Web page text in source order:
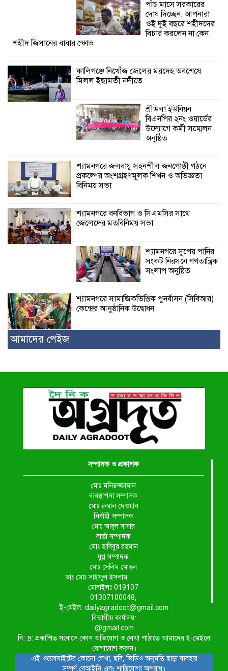
অনুষ্ঠিত
শ্যামনগরে জলবায়ু সহনশীল জনগোষ্ঠী গঠনে
প্রকল্পের অংশগ্রহণমূলক শিখন ও অভিজ্ঞতা
শ্যামনগরে বনবিভাগ ও সিএমসির সাথে
পাঁচ মাসে সরকারের
দোষ দিচ্ছেন, আপনারা
ওই দুই বছরে শহীদদের
বিচার করলেন না কেন:
শহীদ জিসানের বাবার ক্ষোভ
কালিগঞ্জে নিখোঁজ জেলের মরদেহ অবশেষে
মিলল ইছামতী নদীতে
শ্রীউলা ইউনিয়ন
বিএনপির ২নং ওয়ার্ডের
উদ্যোগে কর্মী সম্মেলন
অনুষ্ঠিত
শ্যামনগরে জলবায়ু সহনশীল জনগোষ্ঠী গঠনে
প্রকল্পের অংশগ্রহণমূলক শিখন ও অভিজ্ঞতা
বিনিময় সভা
শ্যামনগরে বনবিভাগ ও সিএমসির সাথে
জেলেদের মতবিনিময় সভা
শ্যামনগরে সুপেয় পানির
সংকট নিরসনে গণতান্ত্রিক
সংলাপ অনুষ্ঠিত
শ্যামনগরে সামাজিকভিত্তিক পুনর্বাসন (সিবিআর)
কেন্দ্রের আনুষ্ঠানিক উদ্বোধন
আমাদের পেইজ
সম্পাদক ও প্রকাশক
মোঃ মনিরুজ্জামান
ব্যবস্থাপনা সম্পাদক
মোঃ রুমান দেওয়ান
নির্বাহী সম্পাদক
মোঃ আবুল বাসার
বার্তা সম্পাদক
মোঃ হাবিবুর রহমান
যুগ্ন সম্পাদক
মোঃ সেলিম মোড়ল
ডাঃ মোঃ সাইফুল ইসলাম
মোবাইলঃ 019107
01307100048,
ই-মেইল: dailyagradoot@gmail.com
বিভাগীয় কার্যালয়:
@gmail.com
বি: দ্র: প্রকাশিত সংবাদে কোন অভিযোগ ও লেখা পাঠাতে আমাদের ই-মেইলে
যোগাযোগ করুন।
এই ওয়েবসাইটের কোনো লেখা, ছবি, ভিডিও অনুমতি ছাড়া ব্যবহার
সম্পূর্ণ বেআইনি এবং শাস্তিযোগ্য অপরাধ।